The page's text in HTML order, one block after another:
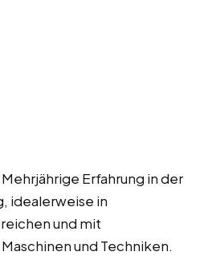
Mehrjährige Erfahrung in der
idealerweise in
und mit
und Techniken.